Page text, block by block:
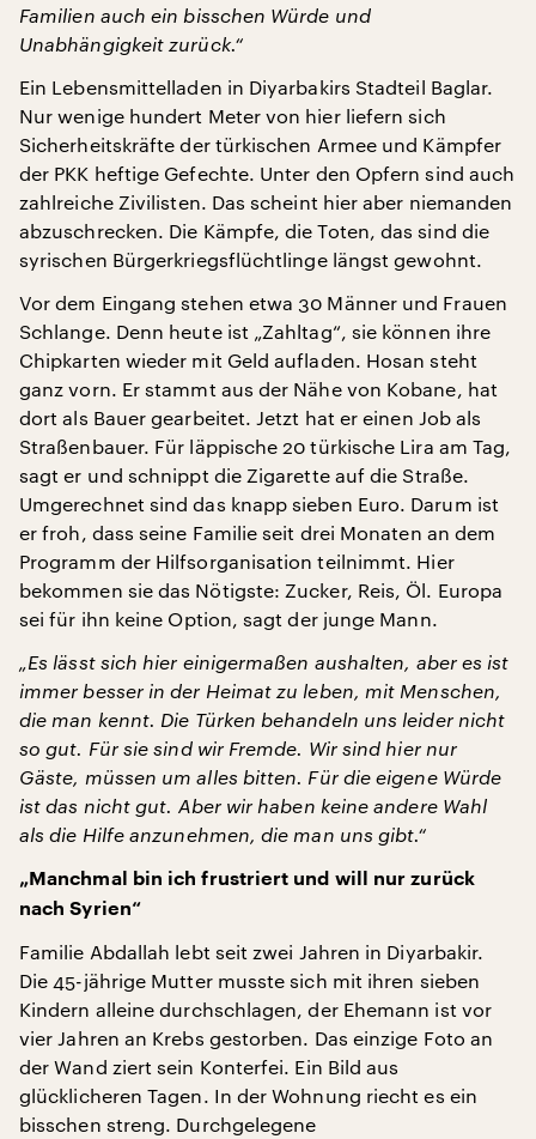
Familien auch ein bisschen Würde und
Unabhängigkeit zurück.“
Ein Lebensmittelladen in Diyarbakirs Stadteil Baglar.
Nur wenige hundert Meter von hier liefern sich
Sicherheitskräfte der türkischen Armee und Kämpfer
der PKK heftige Gefechte. Unter den Opfern sind auch
zahlreiche Zivilisten. Das scheint hier aber niemanden
abzuschrecken. Die Kämpfe, die Toten, das sind die
syrischen Bürgerkriegsflüchtlinge längst gewohnt.
Vor dem Eingang stehen etwa 30 Männer und Frauen
Schlange. Denn heute ist „Zahltag“, sie können ihre
Chipkarten wieder mit Geld aufladen. Hosan steht
ganz vorn. Er stammt aus der Nähe von Kobane, hat
dort als Bauer gearbeitet. Jetzt hat er einen Job als
Straßenbauer. Für läppische 20 türkische Lira am Tag,
sagt er und schnippt die Zigarette auf die Straße.
Umgerechnet sind das knapp sieben Euro. Darum ist
er froh, dass seine Familie seit drei Monaten an dem
Programm der Hilfsorganisation teilnimmt. Hier
bekommen sie das Nötigste: Zucker, Reis, Öl. Europa
sei für ihn keine Option, sagt der junge Mann.
„Es lässt sich hier einigermaßen aushalten, aber es ist
immer besser in der Heimat zu leben, mit Menschen,
die man kennt. Die Türken behandeln uns leider nicht
so gut. Für sie sind wir Fremde. Wir sind hier nur
Gäste, müssen um alles bitten. Für die eigene Würde
ist das nicht gut. Aber wir haben keine andere Wahl
als die Hilfe anzunehmen, die man uns gibt.“
„Manchmal bin ich frustriert und will nur zurück
nach Syrien“
Familie Abdallah lebt seit zwei Jahren in Diyarbakir.
Die 45-jährige Mutter musste sich mit ihren sieben
Kindern alleine durchschlagen, der Ehemann ist vor
vier Jahren an Krebs gestorben. Das einzige Foto an
der Wand ziert sein Konterfei. Ein Bild aus
glücklicheren Tagen. In der Wohnung riecht es ein
bisschen streng. Durchgelegene